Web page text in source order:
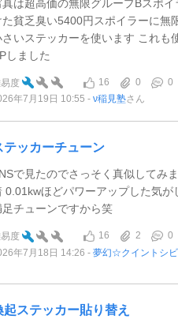
真は超高価の無限グループBスポ
た貧乏臭い5400円スポイラーに無
さいステッカーを使います これも
しました
度 16 0
0
年7月19日 10:55
ν稲見塾さん
テッカーチューン
で見たのでさっそく真似してみ
0.01kwほどパワーアップした気が
足チューンですから笑
度 16 2
0
年7月18日 14:26
夢幻☆クイントシビ
起ステッカー貼り替え